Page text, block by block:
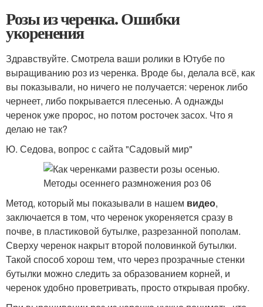
Розы из черенка. Ошибки
укоренения
Здравствуйте. Смотрела ваши ролики в Ютубе по
выращиванию роз из черенка. Вроде бы, делала всё, как
вы показывали, но ничего не получается: черенок либо
чернеет, либо покрывается плесенью. А однажды
черенок уже пророс, но потом росточек засох. Что я
делаю не так?
Ю. Седова, вопрос с сайта "Садовый мир"
Метод, который мы показывали в нашем видео,
заключается в том, что черенок укореняется сразу в
почве, в пластиковой бутылке, разрезанной пополам.
Сверху черенок накрыт второй половинкой бутылки.
Такой способ хорош тем, что через прозрачные стенки
бутылки можно следить за образованием корней, и
черенок удобно проветривать, просто открывая пробку.